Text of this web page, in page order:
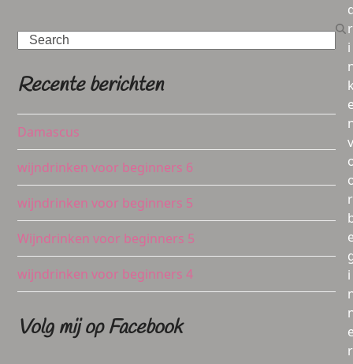
Search
Recente berichten
Damascus
wijndrinken voor beginners 6
wijndrinken voor beginners 5
Wijndrinken voor beginners 5
wijndrinken voor beginners 4
Volg mij op Facebook
r
i
v
r
i
r